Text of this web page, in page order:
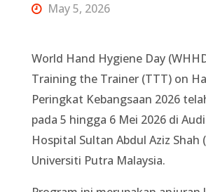
May 5, 2026
World Hand Hygiene Day
Training the Trainer (TTT) on
Peringkat Kebangsaan 2026
pada 5 hingga 6 Mei 2026 di
Hospital Sultan Abdul Aziz Shah
Universiti Putra Malaysia.